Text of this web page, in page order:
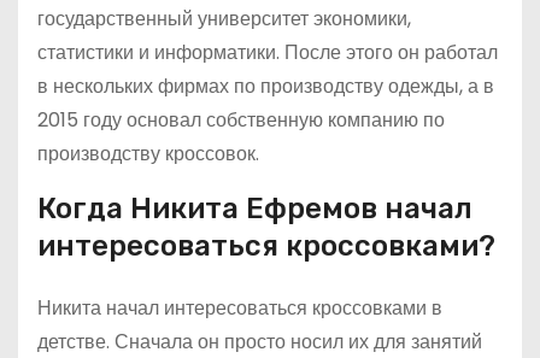
государственный университет экономики,
статистики и информатики. После этого он работал
в нескольких фирмах по производству одежды, а в
2015 году основал собственную компанию по
производству кроссовок.
Когда Никита Ефремов начал
интересоваться кроссовками?
Никита начал интересоваться кроссовками в
детстве. Сначала он просто носил их для занятий